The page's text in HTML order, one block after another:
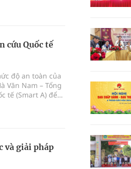
cứu Quốc tế
độ an toàn của
Văn Nam – Tổng
tế (Smart A) để
và giải pháp